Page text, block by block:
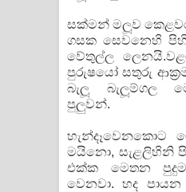
පෙළ
Aramuna
Sandata Duka
සඳට දුක හිතිලා
සක්මන් මලූව
ගසක සෙවනෙහි
වේතුල්ල
පුරුෂයෝ සතුරු
බැලූ බැලූම්ගල
පුලුවන්.
හැන්දෑවෙනකොට
මයිනො, සැළලිහිනි
එක්ක මෙතන පුදුම
වෙනවා. හද